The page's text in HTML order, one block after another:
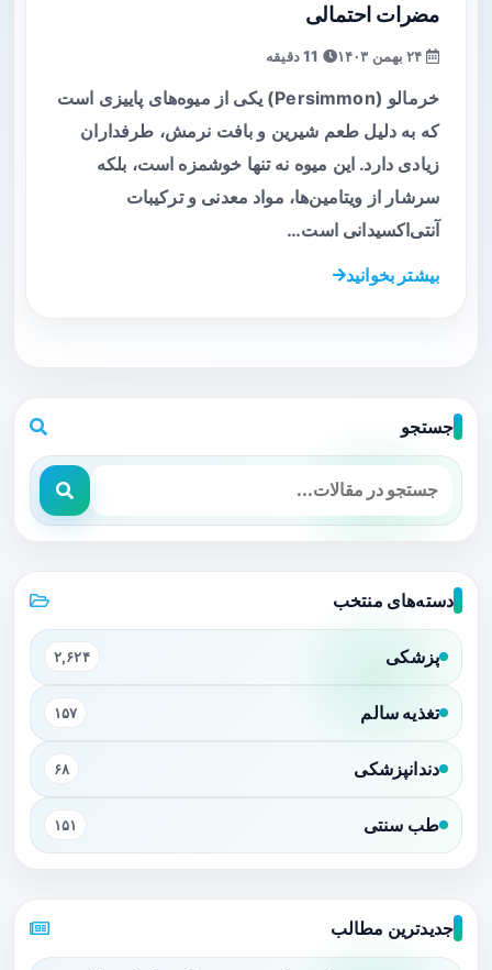
مضرات احتمالی
خرمالو (Persimmon) یکی از میوه‌های پاییزی است
که به دلیل طعم شیرین و بافت نرمش، طرفداران
زیادی دارد. این میوه نه تنها خوشمزه است، بلکه
سرشار از ویتامین‌ها، مواد معدنی و ترکیبات
آنتی‌اکسیدانی است…
بیشتر بخوانید
جستجو
دسته‌های منتخب
پزشکی ۲,۶۲۴
تغذیه سالم ۱۵۷
دندانپزشکی ۶۸
طب سنتی ۱۵۱
جدیدترین مطالب